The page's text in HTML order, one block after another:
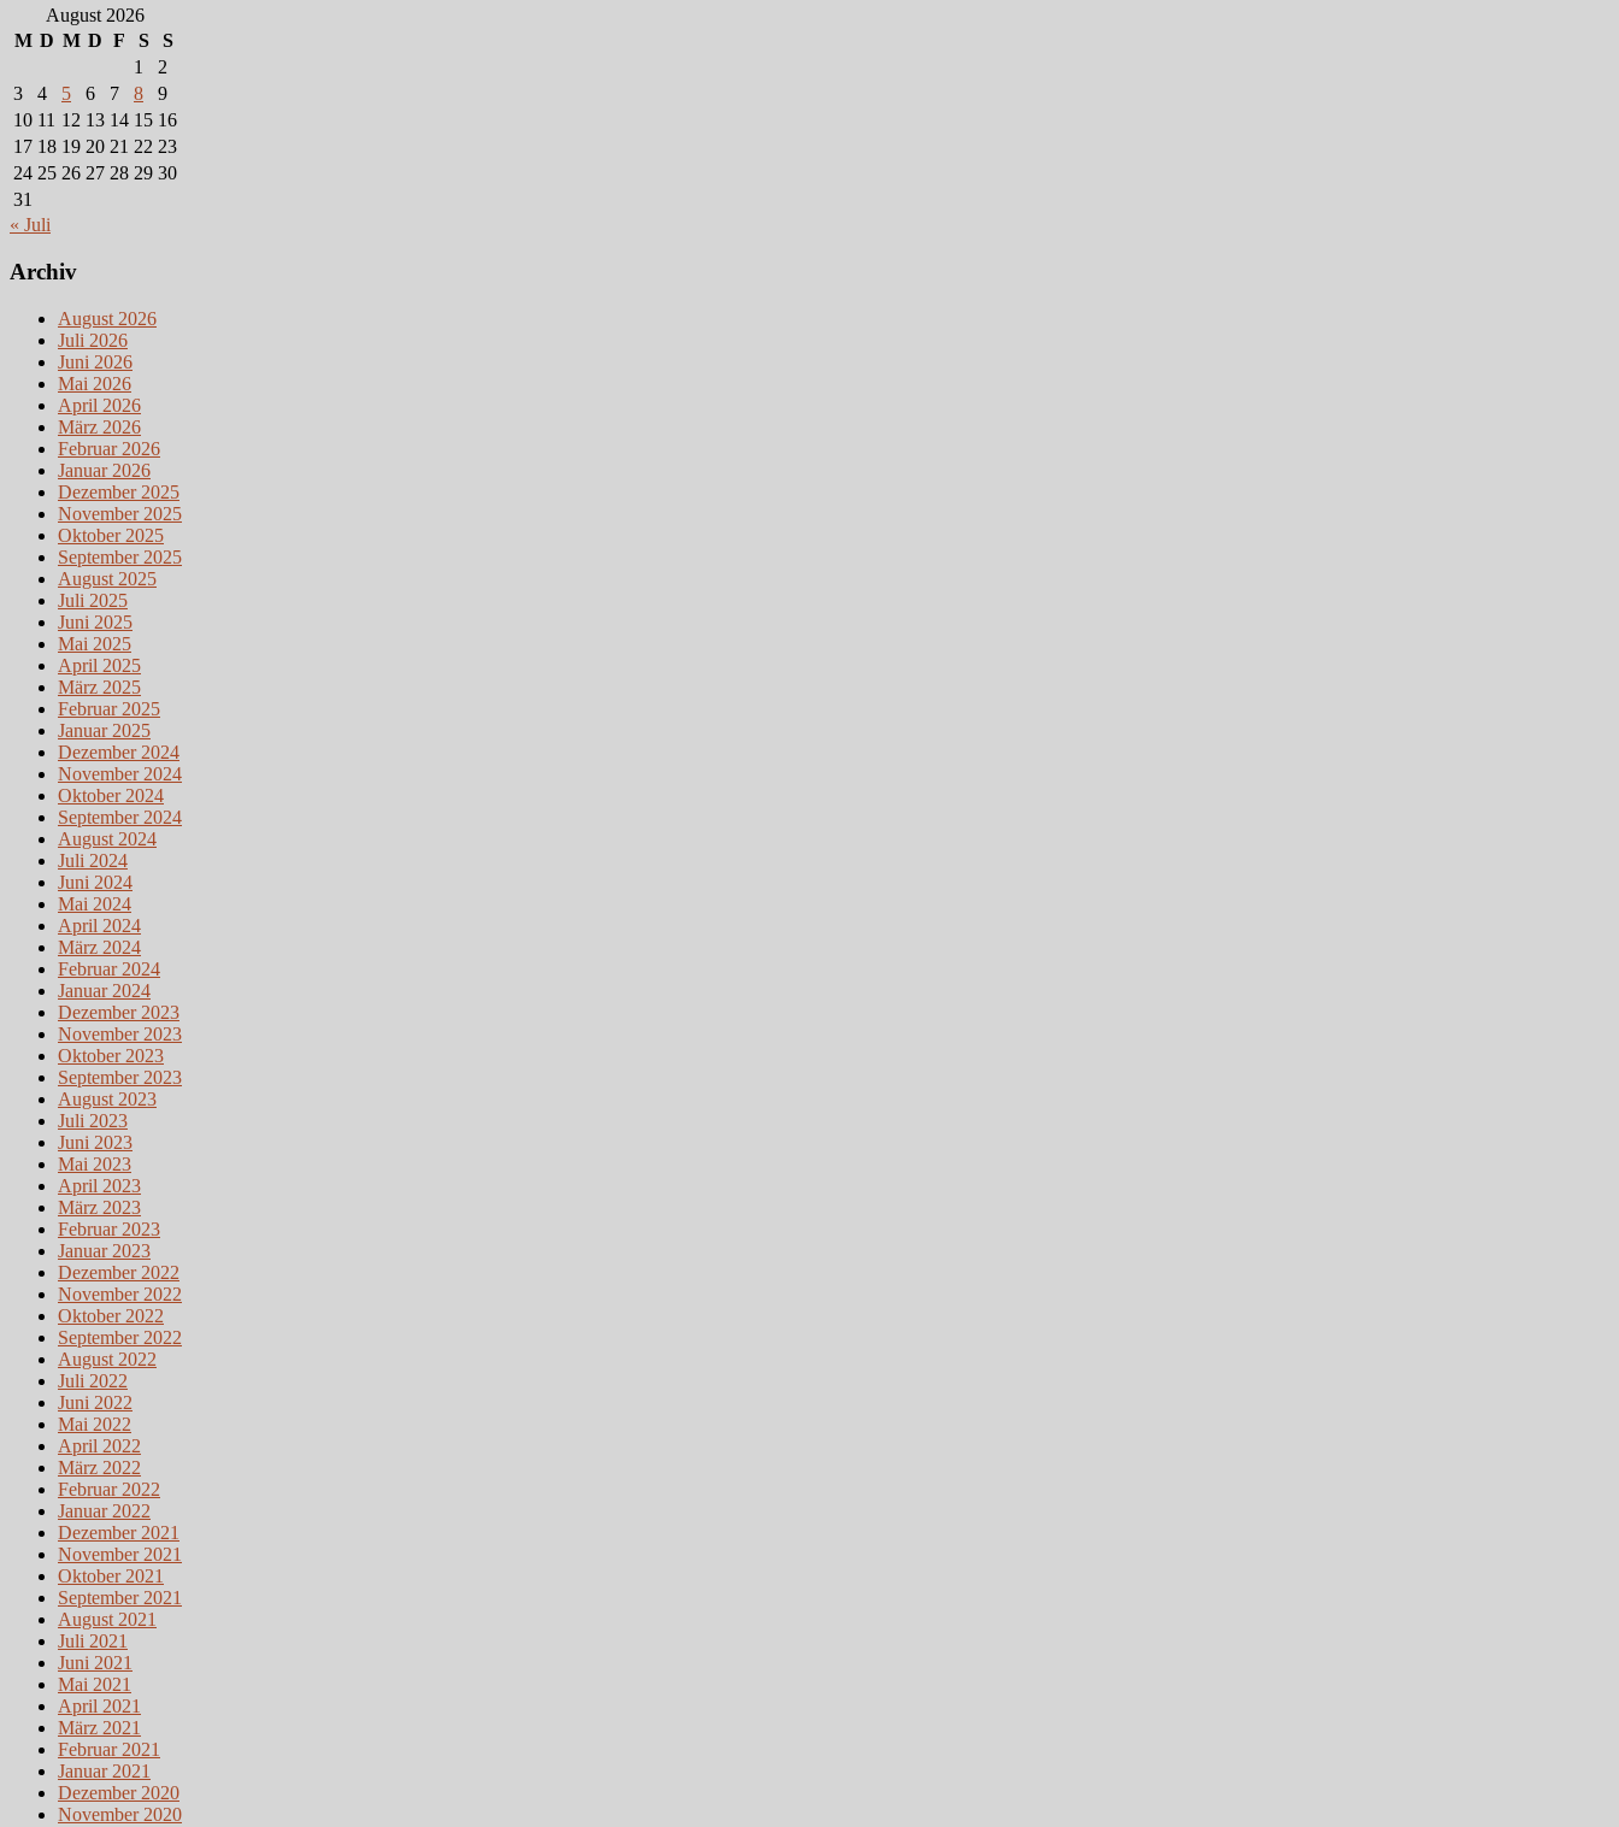
August 2026
M D M D F S
S
1
2
3
4 5 6 7 8
9
10 11 12 13 14 15 16
17 18 19 20 21 22 23
24 25 26 27 28 29 30
31
« Juli
Archiv
August 2026
Juli 2026
Juni 2026
Mai 2026
April 2026
März 2026
Februar 2026
Januar 2026
Dezember 2025
November 2025
Oktober 2025
September 2025
August 2025
Juli 2025
Juni 2025
Mai 2025
April 2025
März 2025
Februar 2025
Januar 2025
Dezember 2024
November 2024
Oktober 2024
September 2024
August 2024
Juli 2024
Juni 2024
Mai 2024
April 2024
März 2024
Februar 2024
Januar 2024
Dezember 2023
November 2023
Oktober 2023
September 2023
August 2023
Juli 2023
Juni 2023
Mai 2023
April 2023
März 2023
Februar 2023
Januar 2023
Dezember 2022
November 2022
Oktober 2022
September 2022
August 2022
Juli 2022
Juni 2022
Mai 2022
April 2022
März 2022
Februar 2022
Januar 2022
Dezember 2021
November 2021
Oktober 2021
September 2021
August 2021
Juli 2021
Juni 2021
Mai 2021
April 2021
März 2021
Februar 2021
Januar 2021
Dezember 2020
November 2020